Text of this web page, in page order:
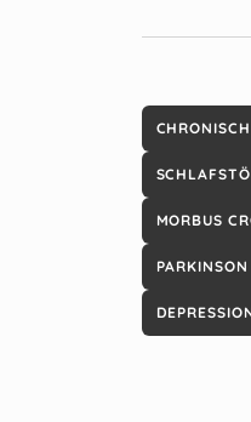
MORBUS
PARKINSON